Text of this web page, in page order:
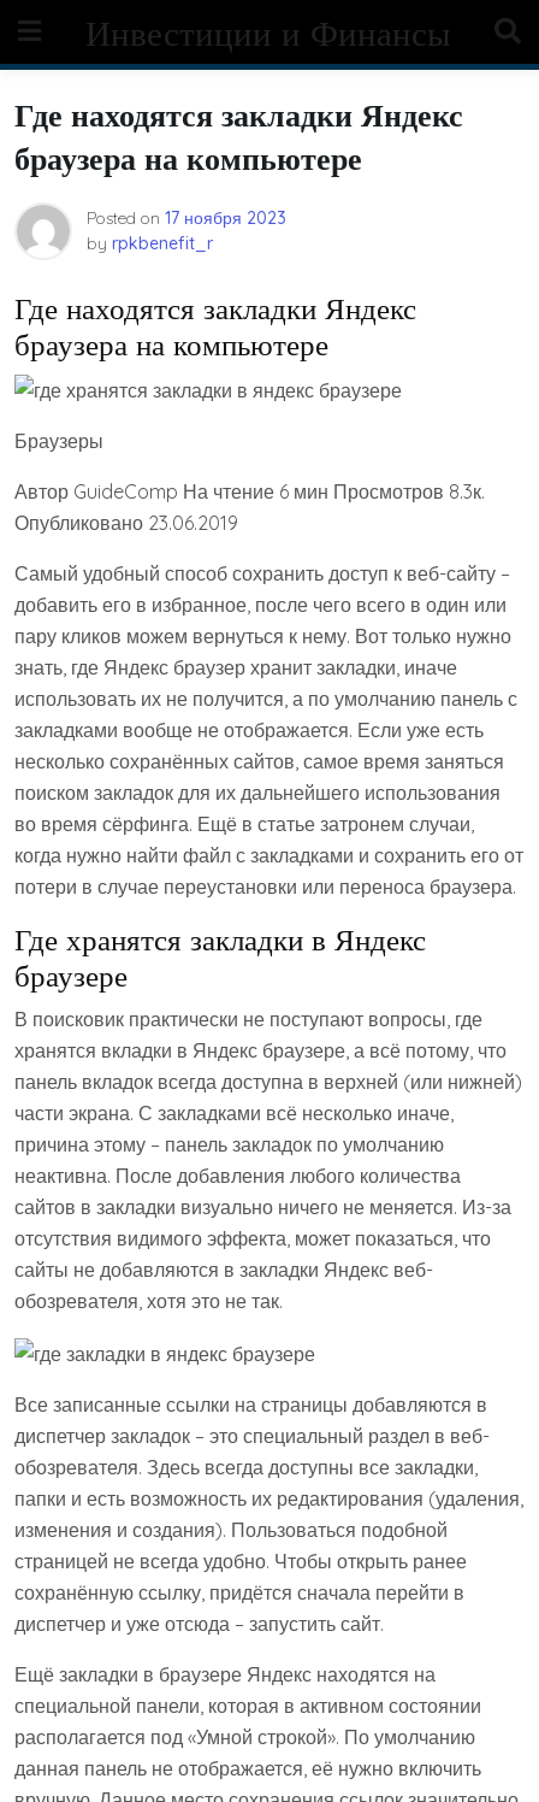
content
Инвестиции и Финансы
Где находятся закладки Яндекс
браузера на компьютере
Posted on 17 ноября 2023
by rpkbenefit_r
Где находятся закладки Яндекс
браузера на компьютере
Браузеры
Автор GuideComp На чтение 6 мин Просмотров 8.3к.
Опубликовано 23.06.2019
Самый удобный способ сохранить доступ к веб-сайту –
добавить его в избранное, после чего всего в один или
пару кликов можем вернуться к нему. Вот только нужно
знать, где Яндекс браузер хранит закладки, иначе
использовать их не получится, а по умолчанию панель с
закладками вообще не отображается. Если уже есть
несколько сохранённых сайтов, самое время заняться
поиском закладок для их дальнейшего использования
во время сёрфинга. Ещё в статье затронем случаи,
когда нужно найти файл с закладками и сохранить его от
потери в случае переустановки или переноса браузера.
Где хранятся закладки в Яндекс
браузере
В поисковик практически не поступают вопросы, где
хранятся вкладки в Яндекс браузере, а всё потому, что
панель вкладок всегда доступна в верхней (или нижней)
части экрана. С закладками всё несколько иначе,
причина этому – панель закладок по умолчанию
неактивна. После добавления любого количества
сайтов в закладки визуально ничего не меняется. Из-за
отсутствия видимого эффекта, может показаться, что
сайты не добавляются в закладки Яндекс веб-
обозревателя, хотя это не так.
Все записанные ссылки на страницы добавляются в
диспетчер закладок – это специальный раздел в веб-
обозревателя. Здесь всегда доступны все закладки,
папки и есть возможность их редактирования (удаления,
изменения и создания). Пользоваться подобной
страницей не всегда удобно. Чтобы открыть ранее
сохранённую ссылку, придётся сначала перейти в
диспетчер и уже отсюда – запустить сайт.
Ещё закладки в браузере Яндекс находятся на
специальной панели, которая в активном состоянии
располагается под «Умной строкой». По умолчанию
данная панель не отображается, её нужно включить